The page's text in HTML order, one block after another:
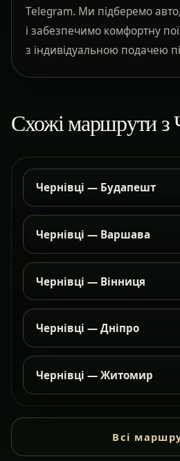
Telegram. Ми підберемо
і забезпечимо комфортну
з індивідуальною подачею
Схожі маршрути з
Чернівці — Будапешт
Чернівці — Варшава
Чернівці — Вінниця
Чернівці — Дніпро
Чернівці — Житомир
Всі